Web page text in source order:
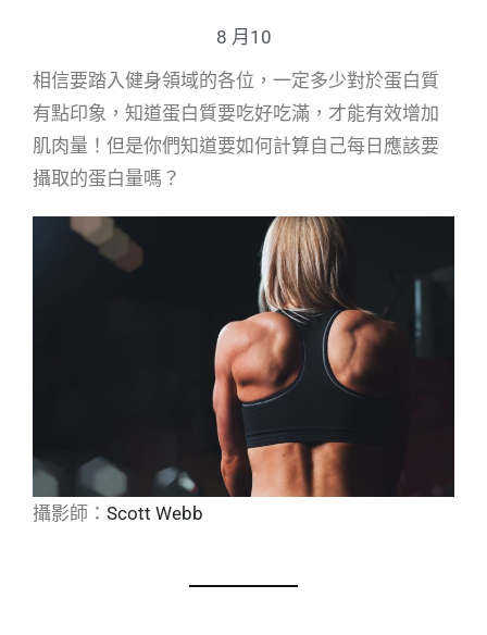
8 月10
相信要踏入健身領域的各位，一定多少對於蛋白質
有點印象，知道蛋白質要吃好吃滿，才能有效增加
肌肉量！但是你們知道要如何計算自己每日應該要
攝取的蛋白量嗎？
攝影師： Scott Webb